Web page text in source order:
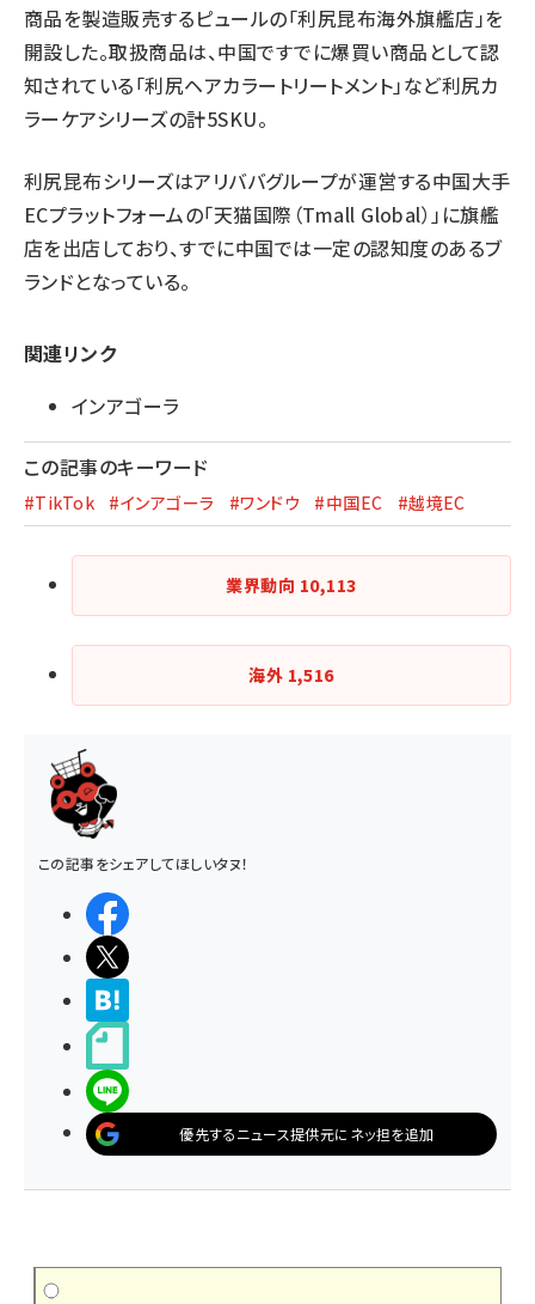
商品を製造販売するピュールの「利尻昆布海外旗艦店」を
開設した。取扱商品は、中国ですでに爆買い商品として認
知されている「利尻ヘアカラートリートメント」など利尻カ
ラーケアシリーズの計5SKU。
利尻昆布シリーズはアリババグループが運営する中国大手
ECプラットフォームの「天猫国際（Tmall Global）」に旗艦
店を出店しており、すでに中国では一定の認知度のあるブ
ランドとなっている。
関連リンク
インアゴーラ
この記事のキーワード
#TikTok #インアゴーラ #ワンドウ #中国EC #越境EC
業界動向 10,113
海外 1,516
この記事をシェアしてほしいタヌ！
優先するニュース提供元にネッ担を追加